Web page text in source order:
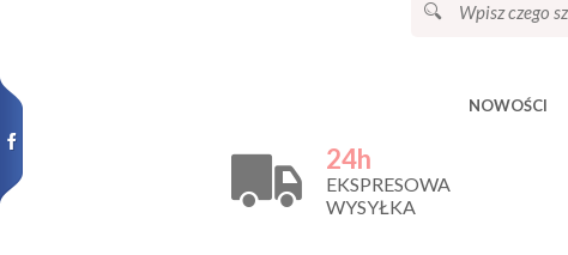
NOWOŚCI
24h
EKSPRESOWA
WYSYŁKA